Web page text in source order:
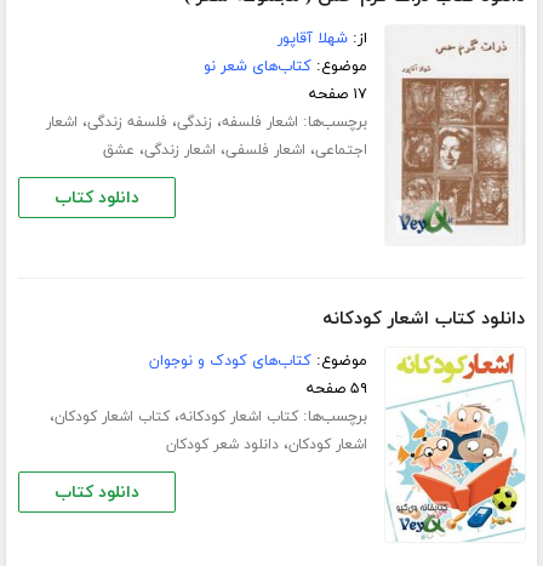
از:شهلا آقاپور
موضوع:کتاب‌های شعر نو
۱۷ صفحه
برچسب‌ها: اشعار فلسفه، زندگی، فلسفه زندگی، اشعار
اجتماعی، اشعار فلسفی، اشعار زندگی، عشق
دانلود کتاب
دانلود کتاب اشعار کودکانه
موضوع:کتاب‌های کودک و نوجوان
۵۹ صفحه
برچسب‌ها:کتاب اشعار کودکانه،کتاب اشعار کودکان،
اشعار کودکان،دانلود شعر کودکان
دانلود کتاب